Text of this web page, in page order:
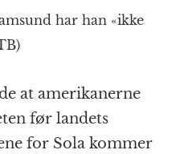
har han «ikke
at amerikanerne
før landets
for Sola kommer